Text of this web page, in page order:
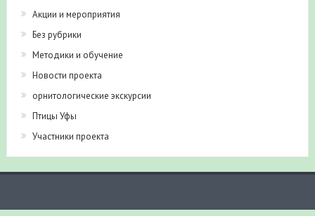
Акции и мероприятия
Без рубрики
Методики и обучение
Новости проекта
орнитологические экскурсии
Птицы Уфы
Участники проекта